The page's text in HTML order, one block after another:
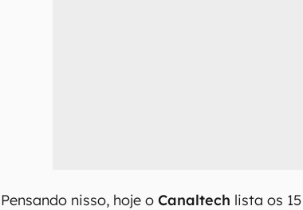
Pensando nisso, hoje oCanaltech lista os